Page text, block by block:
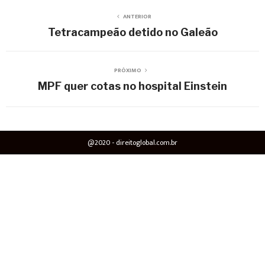
ANTERIOR
Tetracampeão detido no Galeão
PRÓXIMO
MPF quer cotas no hospital Einstein
@2020 - direitoglobal.com.br